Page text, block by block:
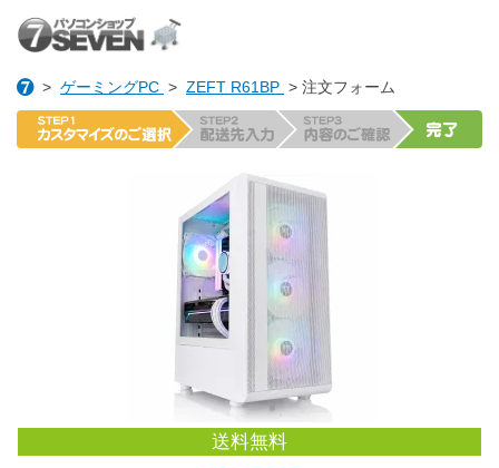
> ゲーミングPC > ZEFT R61BP > 注文フォーム
送料無料